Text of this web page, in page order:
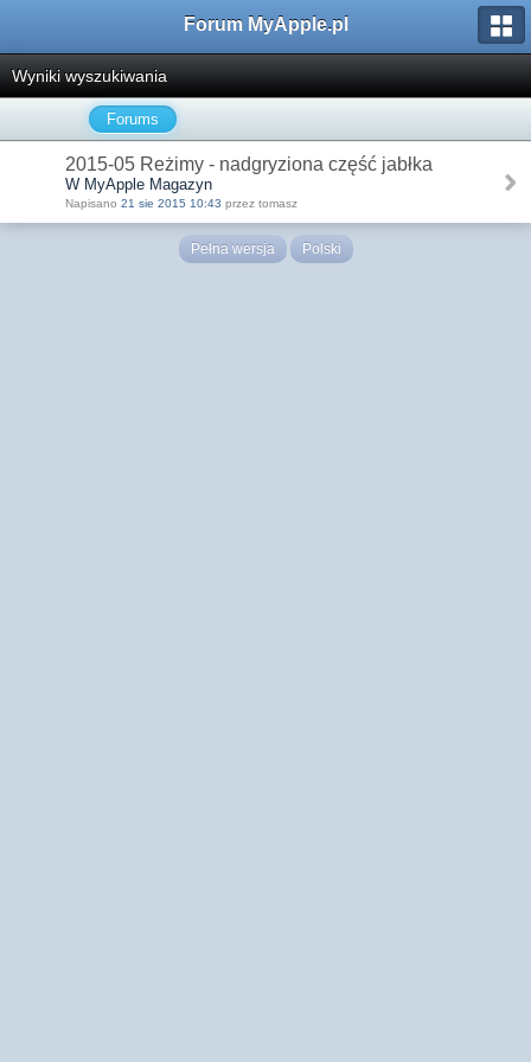
Forum MyApple.pl
Wyniki wyszukiwania
Forums
2015-05 Reżimy - nadgryziona część jabłka
W MyApple Magazyn
Napisano 21 sie 2015 10:43 przez tomasz
Pełna wersja Polski